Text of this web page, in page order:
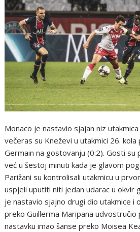
Monaco je nastavio sjajan niz
večeras su Kneževi u utakmici 26.
Germain na gostovanju (0:2). Gosti su
već u šestoj minuti kada je glavom
Parižani su kontrolisali utakmicu u
uspjeli uputiti niti jedan udarac u okvir
je nastavio sjajno drugi dio utakmice i
preko Guillerma Maripana udvostručio
nastavku imao šanse preko Moisea